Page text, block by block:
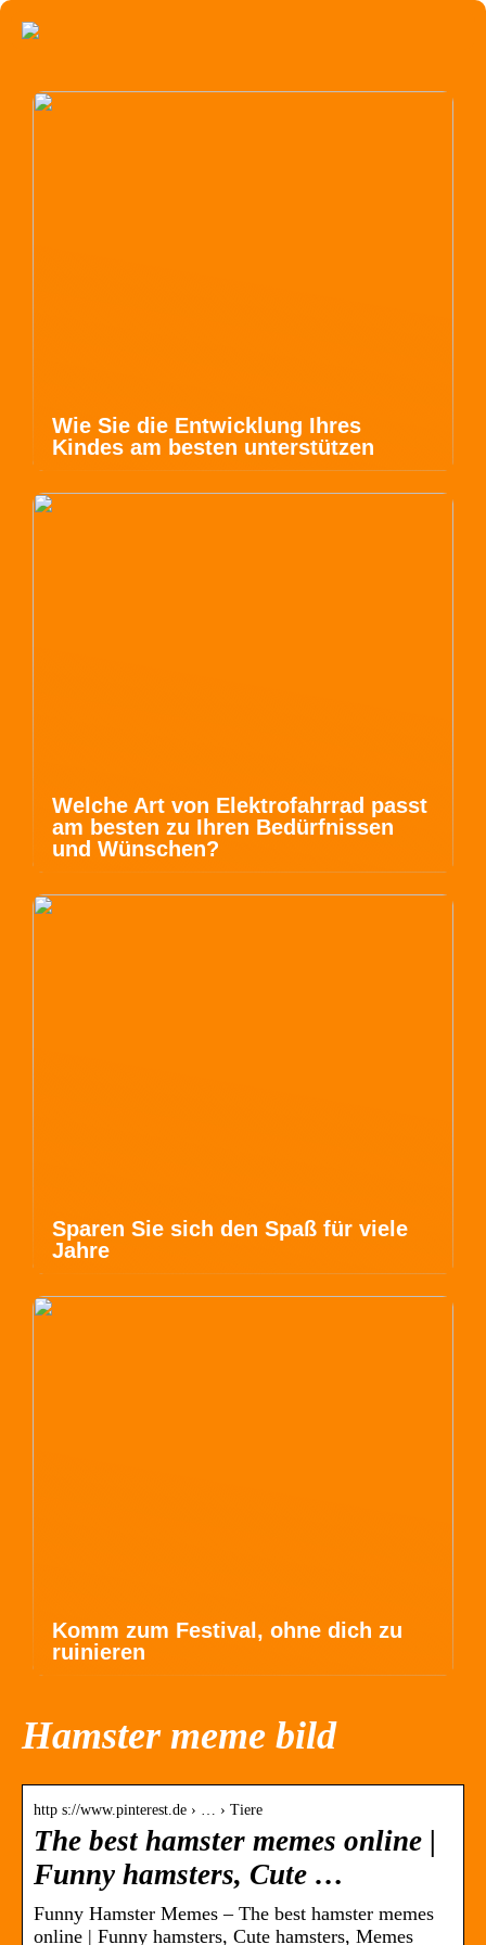
Wie Sie die Entwicklung Ihres
Kindes am besten unterstützen
Welche Art von Elektrofahrrad passt
am besten zu Ihren Bedürfnissen
und Wünschen?
Sparen Sie sich den Spaß für viele
Jahre
Komm zum Festival, ohne dich zu
ruinieren
Hamster meme bild
http s://www.pinterest.de › … › Tiere
The best hamster memes online |
Funny hamsters, Cute …
Funny Hamster Memes – The best hamster memes
online | Funny hamsters, Cute hamsters, Memes